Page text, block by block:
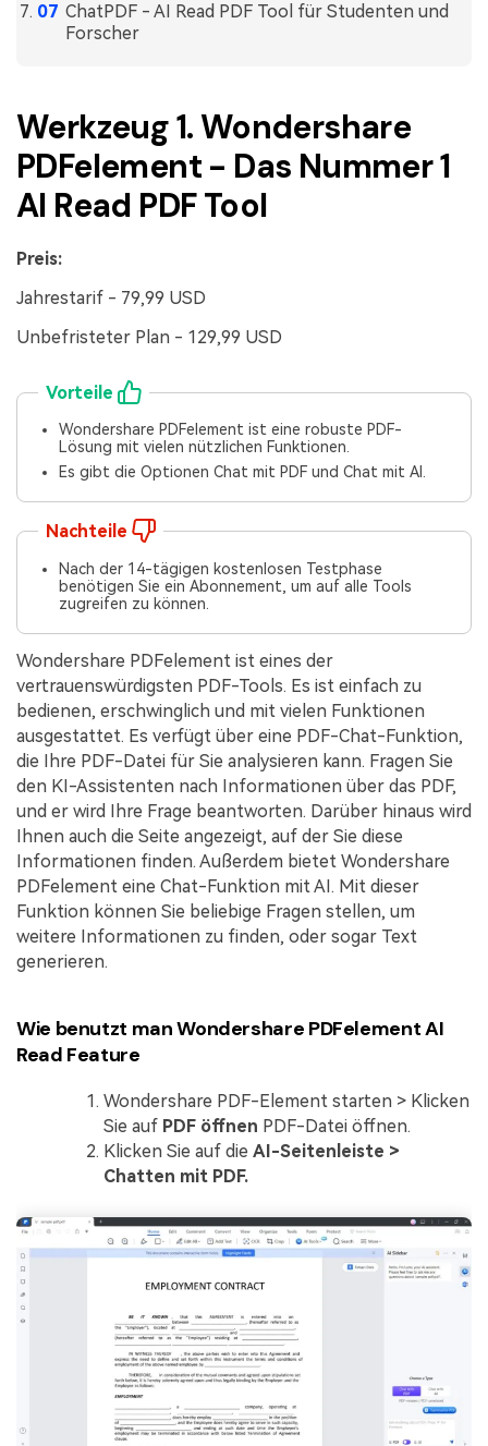
ChatPDF - AI Read PDF Tool für Studenten und
Forscher
Werkzeug 1. Wondershare
PDFelement - Das Nummer 1
AI Read PDF Tool
Preis:
Jahrestarif - 79,99 USD
Unbefristeter Plan - 129,99 USD
Vorteile
Wondershare PDFelement ist eine robuste PDF-
Lösung mit vielen nützlichen Funktionen.
Es gibt die Optionen Chat mit PDF und Chat mit AI.
Nachteile
Nach der 14-tägigen kostenlosen Testphase
benötigen Sie ein Abonnement, um auf alle Tools
zugreifen zu können.
Wondershare PDFelement ist eines der
vertrauenswürdigsten PDF-Tools. Es ist einfach zu
bedienen, erschwinglich und mit vielen Funktionen
ausgestattet. Es verfügt über eine PDF-Chat-Funktion,
die Ihre PDF-Datei für Sie analysieren kann. Fragen Sie
den KI-Assistenten nach Informationen über das PDF,
und er wird Ihre Frage beantworten. Darüber hinaus wird
Ihnen auch die Seite angezeigt, auf der Sie diese
Informationen finden. Außerdem bietet Wondershare
PDFelement eine Chat-Funktion mit AI. Mit dieser
Funktion können Sie beliebige Fragen stellen, um
weitere Informationen zu finden, oder sogar Text
generieren.
Wie benutzt man Wondershare PDFelement AI
Read Feature
Wondershare PDF-Element starten > Klicken
Sie auf PDF öffnen PDF-Datei öffnen.
Klicken Sie auf die AI-Seitenleiste >
Chatten mit PDF.